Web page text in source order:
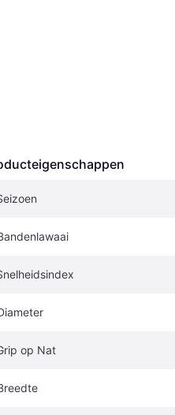
op Nat